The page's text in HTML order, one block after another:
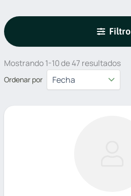
Filtro
Mostrando 1-10 de 47 resultados
Ordenar por